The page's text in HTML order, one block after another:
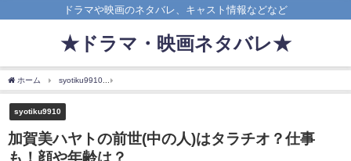
ドラマや映画のネタバレ、キャスト情報などなど
★ドラマ・映画ネタバレ★
ホーム syotiku9910
syotiku9910
加賀美ハヤトの前世(中の人)はタラチオ？仕事
も！顔や年齢は？